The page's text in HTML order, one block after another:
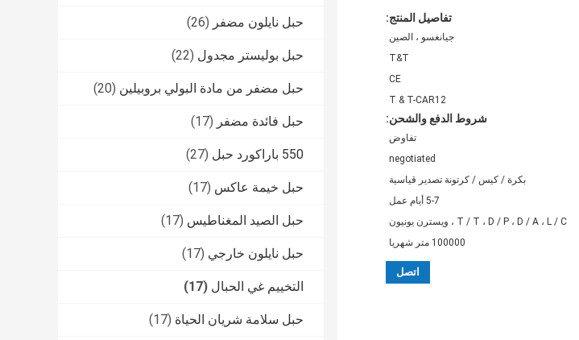
حبل نايلون مضفر (26)
حبل بوليستر مجدول (22)
حبل مضفر من مادة البولي بروبيلين (20)
حبل فائدة مضفر (17)
550 باراكورد حبل (27)
حبل خيمة عاكس (17)
حبل الصيد المغناطيس (17)
حبل نايلون خارجي (17)
التخييم غي الحبال (17)
حبل سلامة شريان الحياة (17)
تفاصيل المنتج:
جيانغسو ، الصين
T&T
CE
T & T-CAR12
شروط الدفع والشحن:
تفاوض
negotiated
بكرة / كيس / كرتونة تصدير قياسية
5-7 أيام عمل
T / T ، D / P ، D / A ، L / C ، ويسترن يونيون
100000 متر شهريا
اتصل